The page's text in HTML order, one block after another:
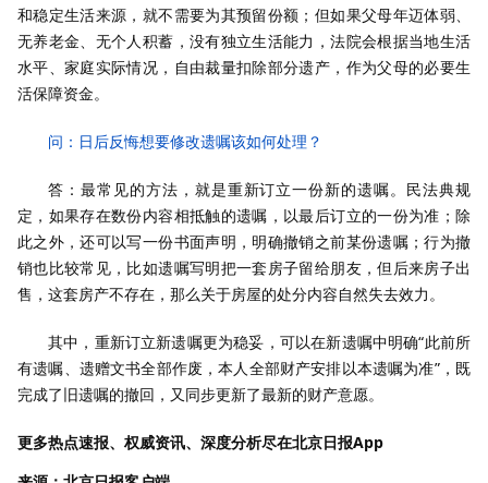
和稳定生活来源，就不需要为其预留份额；但如果父母年迈体弱、
无养老金、无个人积蓄，没有独立生活能力，法院会根据当地生活
水平、家庭实际情况，自由裁量扣除部分遗产，作为父母的必要生
活保障资金。
问：日后反悔想要修改遗嘱该如何处理？
答：最常见的方法，就是重新订立一份新的遗嘱。民法典规
定，如果存在数份内容相抵触的遗嘱，以最后订立的一份为准；除
此之外，还可以写一份书面声明，明确撤销之前某份遗嘱；行为撤
销也比较常见，比如遗嘱写明把一套房子留给朋友，但后来房子出
售，这套房产不存在，那么关于房屋的处分内容自然失去效力。
其中，重新订立新遗嘱更为稳妥，可以在新遗嘱中明确“此前所
有遗嘱、遗赠文书全部作废，本人全部财产安排以本遗嘱为准”，既
完成了旧遗嘱的撤回，又同步更新了最新的财产意愿。
更多热点速报、权威资讯、深度分析尽在北京日报App